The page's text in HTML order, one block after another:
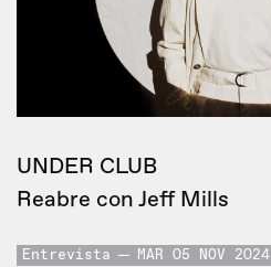
UNDER CLUB
Reabre con Jeff Mills
Entrevista MAR 05 NOV 2024